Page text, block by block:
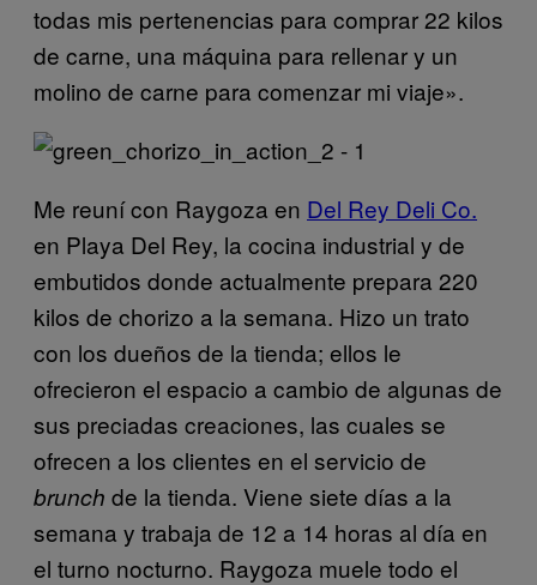
todas mis pertenencias para comprar 22 kilos
de carne, una máquina para rellenar y un
molino de carne para comenzar mi viaje».
Me reuní con Raygoza en Del Rey Deli Co.
en Playa Del Rey, la cocina industrial y de
embutidos donde actualmente prepara 220
kilos de chorizo a la semana. Hizo un trato
con los dueños de la tienda; ellos le
ofrecieron el espacio a cambio de algunas de
sus preciadas creaciones, las cuales se
ofrecen a los clientes en el servicio de
brunch de la tienda. Viene siete días a la
semana y trabaja de 12 a 14 horas al día en
el turno nocturno. Raygoza muele todo el